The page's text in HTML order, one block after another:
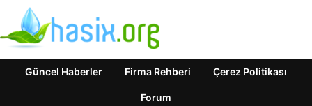
Güncel Haberler Firma Rehberi Çerez Politikası
Forum